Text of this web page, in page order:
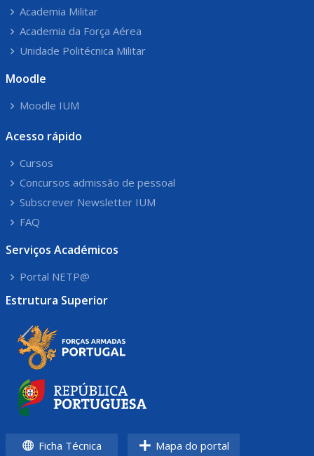
Academia Militar
Academia da Força Aérea
Unidade Politécnica Militar
Moodle
Moodle IUM
Acesso rápido
Cursos
Concursos admissão de pessoal
Subscrever Newsletter IUM
FAQ
Serviços Académicos
Portal NETP@
Estrutura Superior
Ficha Técnica Mapa do portal